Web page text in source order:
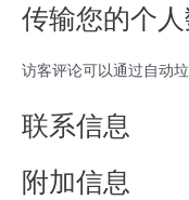
传输您的个
访客评论可以通过自动
联系信息
附加信息